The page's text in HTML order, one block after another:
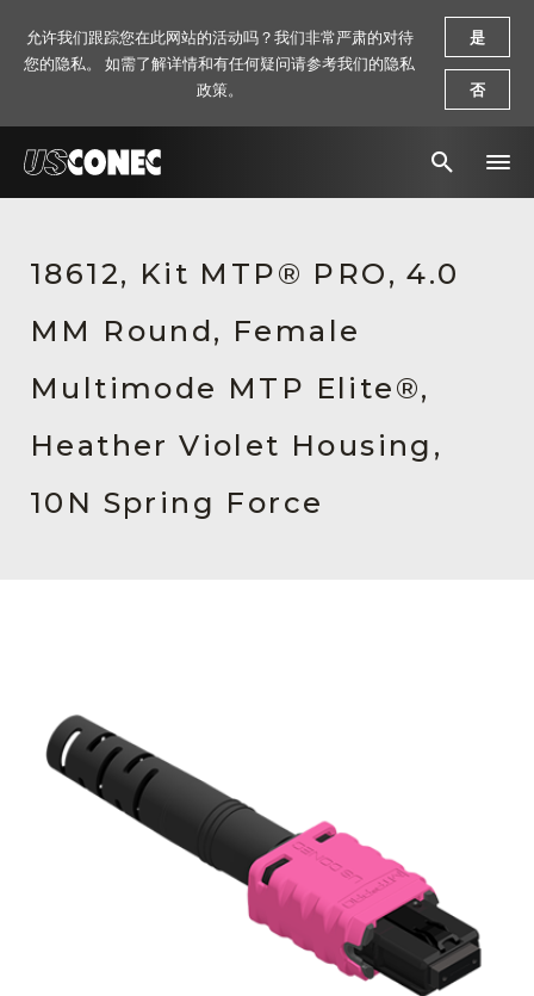
解决方案
产品
资源
关于我们
新闻稿
活动信息
18612, Kit MTP® PRO, 4.0
MM Round, Female
Multimode MTP Elite®,
Heather Violet Housing,
10N Spring Force
允许我们跟踪您在此网站的活动吗？我们非常严肃的对待
您的隐私。 如需了解详情和有任何疑问请参考我们的隐私
政策。
是
否